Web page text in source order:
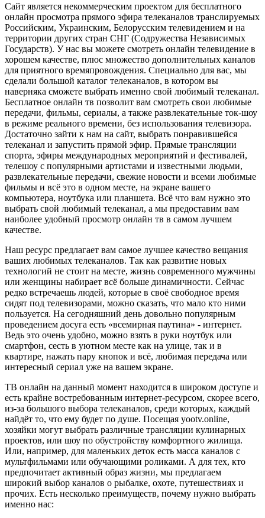
Сайт является некоммерческим проектом для бесплатного
онлайн просмотра прямого эфира телеканалов транслируемых
Российским, Украинским, Белорусским телевидением и на
территории других стран СНГ (Содружества Независимых
Государств). У нас вы можете смотреть онлайн телевидение в
хорошем качестве, плюс множество дополнительных каналов
для приятного времяпровождения. Специально для вас, мы
сделали большой каталог телеканалов, в котором вы
наверняка сможете выбрать именно свой любимый телеканал.
Бесплатное онлайн тв позволит вам смотреть свои любимые
передачи, фильмы, сериалы, а также развлекательные ток-шоу
в режиме реального времени, без использования телевизора.
Достаточно зайти к нам на сайт, выбрать понравившейся
телеканал и запустить прямой эфир. Прямые трансляции
спорта, эфиры международных мероприятий и фестивалей,
телешоу с популярными артистами и известными людьми,
развлекательные передачи, свежие новости и всеми любимые
фильмы и всё это в одном месте, на экране вашего
компьютера, ноутбука или планшета. Всё что вам нужно это
выбрать свой любимый телеканал, а мы предоставим вам
наиболее удобный просмотр онлайн тв в самом лучшем
качестве.
Наш ресурс предлагает вам самое лучшее качество вещания
ваших любимых телеканалов. Так как развитие новых
технологий не стоит на месте, жизнь современного мужчины
или женщины набирает всё больше динамичности. Сейчас
редко встречаешь людей, которые в своё свободное время
сидят под телевизорами, можно сказать, что мало кто ними
пользуется. На сегодняшний день довольно популярным
проведением досуга есть «всемирная паутина» - интернет.
Ведь это очень удобно, можно взять в руки ноутбук или
смартфон, сесть в уютном месте как на улице, так и в
квартире, нажать пару кнопок и всё, любимая передача или
интересный сериал уже на вашем экране.
ТВ онлайн на данный момент находится в широком доступе и
есть крайне востребованным интернет-ресурсом, скорее всего,
из-за большого выбора телеканалов, среди которых, каждый
найдёт то, что ему будет по душе. Посещая yootv.online,
хозяйки могут выбрать различные трансляции кулинарных
проектов, или шоу по обустройству комфортного жилища.
Или, например, для маленьких деток есть масса каналов с
мультфильмами или обучающими роликами. А для тех, кто
предпочитает активный образ жизни, мы предлагаем
широкий выбор каналов о рыбалке, охоте, путешествиях и
прочих. Есть несколько преимуществ, почему нужно выбрать
именно нас: